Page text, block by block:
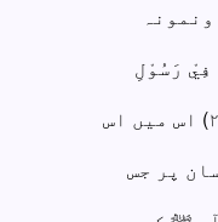
فِيْ رَسُوْلِ
اللّٰهِ اُسْوَةٌ حَسَنَةٌ (الاحزاب: ۲۱) اس میں اس
پر جس